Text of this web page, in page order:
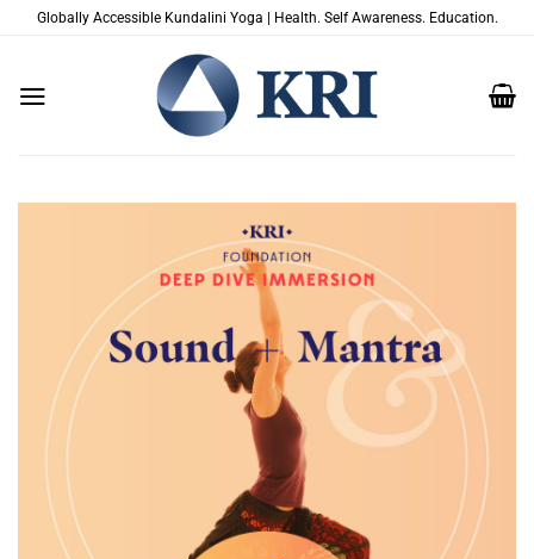
PasserGlobally Accessible Kundalini Yoga | Health. Self Awareness. Education.